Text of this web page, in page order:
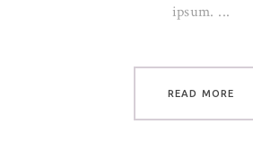
ipsum.
READ MORE